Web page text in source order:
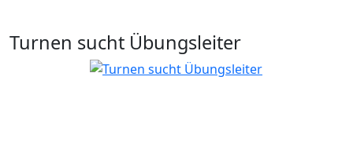
Turnen sucht Übungsleiter